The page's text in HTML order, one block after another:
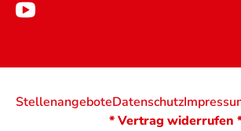
StellenangeboteDatenschutz
* Vertrag widerrufen